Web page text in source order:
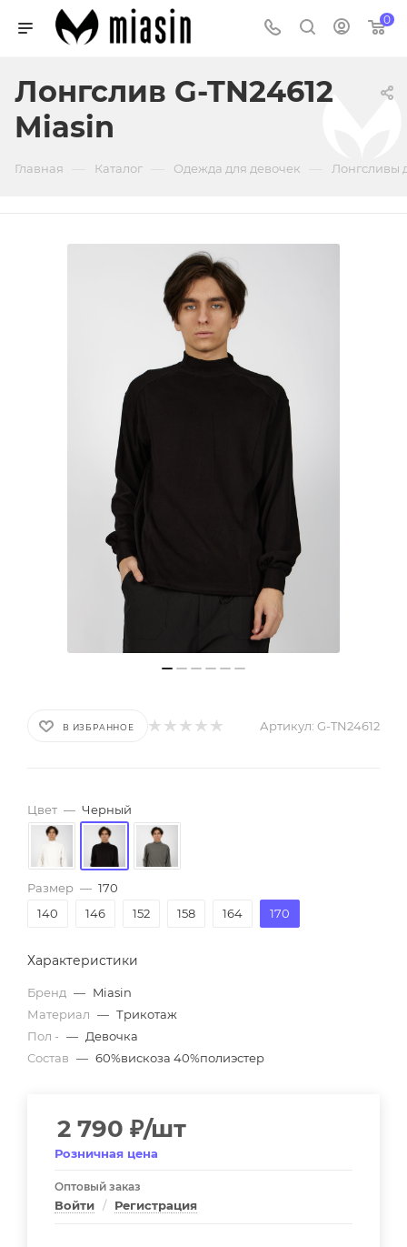
0
Лонгслив G-TN24612
Miasin
Главная Каталог Одежда для девочек Лонгсливы
В ИЗБРАННОЕ Артикул: G-TN24612
Цвет — Черный
Размер — 170
140
146 152 158 164 170
Характеристики
Бренд — Miasin
Материал — Трикотаж
Пол - — Девочка
Состав — 60%вискоза 40%полиэстер
2 790 ₽/шт
Розничная цена
Оптовый заказ
Войти / Регистрация